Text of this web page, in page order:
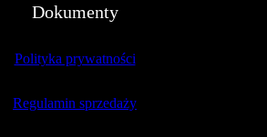
Dokumenty
Polityka prywatności
Regulamin sprzedaży